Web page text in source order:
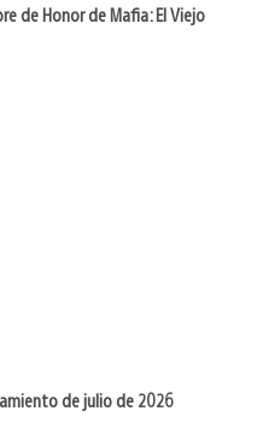
de Honor de Mafia: El Viejo
de julio de 2026